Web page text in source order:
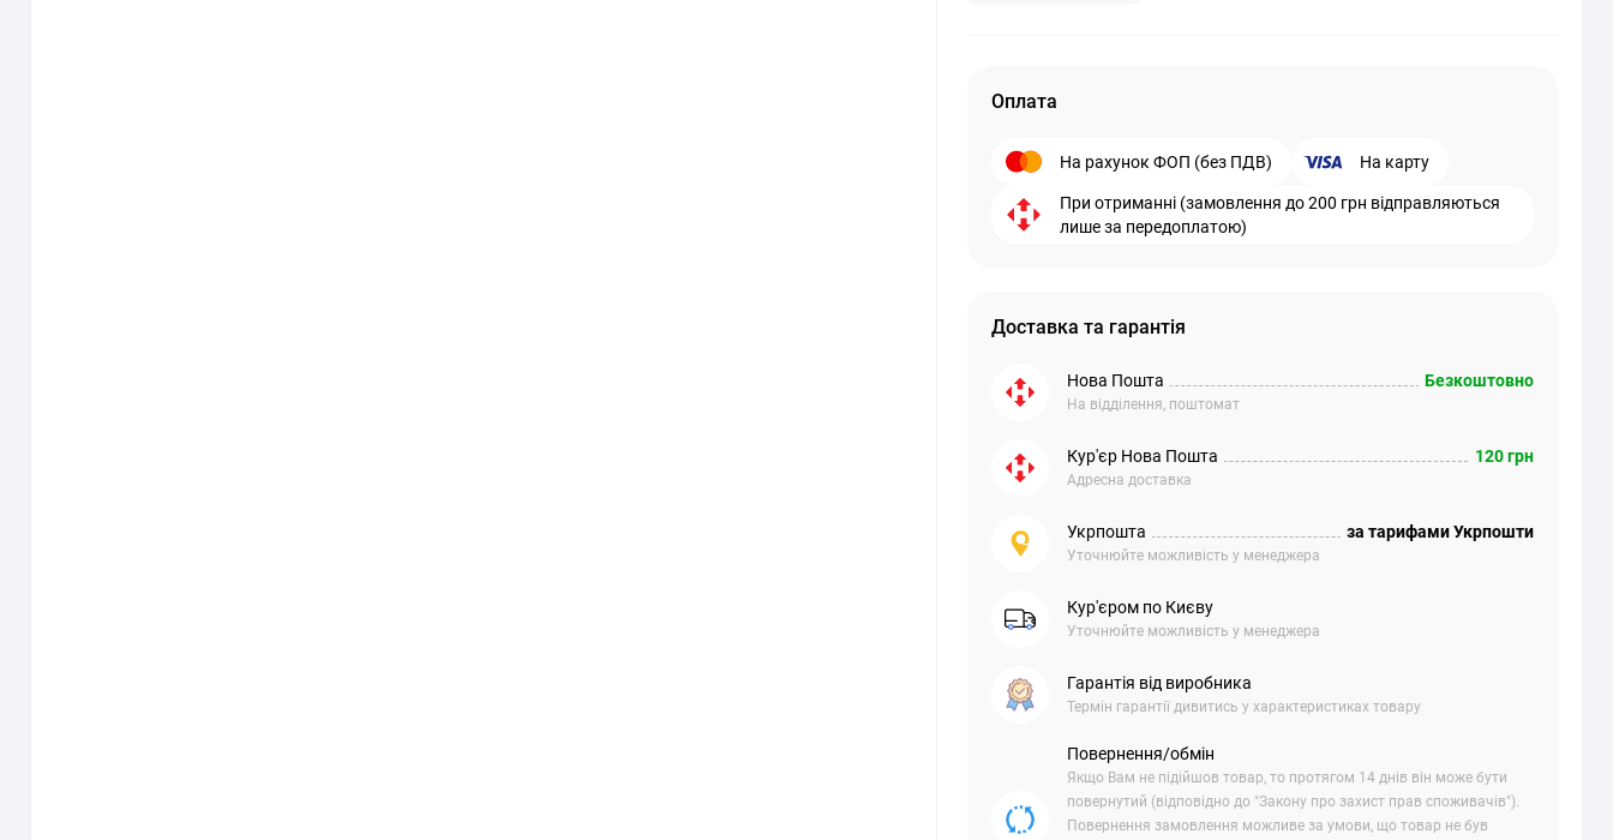
Оплата
На рахунок ФОП (без ПДВ) На карту
При отриманні (замовлення до 200 грн відправляються
лише за передоплатою)
Доставка та гарантія
Нова Пошта
На відділення, поштомат
Безкоштовно
Кур'єр Нова Пошта
Адресна доставка
120 грн
Укрпошта
Уточнюйте можливість у менеджера
за тарифами Укрпошти
Кур'єром по Києву
Уточнюйте можливість у менеджера
Гарантія від виробника
Термін гарантії дивитись у характеристиках товару
Повернення/обмін
Якщо Вам не підійшов товар, то протягом 14 днів він може бути
повернутий (відповідно до "Закону про захист прав споживачів").
Повернення замовлення можливе за умови, що товар не був